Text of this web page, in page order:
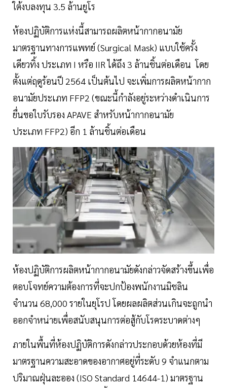
ใต้งบลงทุน 3.5 ล้านยูโร
ห้องปฏิบัติการแห่งนี้สามารถผลิตหน้ากากอนามัย
มาตรฐานทางการแพทย์ (Surgical Mask) แบบใช้ครั้ง
เดียวทิ้ง ประเภท I หรือ IIR ได้ถึง 3 ล้านชิ้นต่อเดือน โดย
ตั้งแต่ฤดูร้อนปี 2564 เป็นต้นไป จะเพิ่มการผลิตหน้ากาก
อนามัยประเภท FFP2 (ขณะนี้กำลังอยู่ระหว่างดำเนินการ
ยื่นขอใบรับรอง APAVE สำหรับหน้ากากอนามัย
ประเภท FFP2) อีก 1 ล้านชิ้นต่อเดือน
ห้องปฏิบัติการผลิตหน้ากากอนามัยดังกล่าวจัดสร้างขึ้นเพื่อ
ตอบโจทย์ความต้องการที่จะปกป้องพนักงานมิชลิน
จำนวน 68,000 รายในยุโรป โดยผลผลิตส่วนเกินจะถูกนำ
ออกจำหน่ายเพื่อสนับสนุนการต่อสู้กับโรคระบาดต่างๆ
ภายในพื้นที่ห้องปฏิบัติการดังกล่าวประกอบด้วยห้องที่มี
มาตรฐานความสะอาดของอากาศอยู่ที่ระดับ 9 จำแนกตาม
ปริมาณฝุ่นละออง (ISO Standard 14644-1) มาตรฐาน